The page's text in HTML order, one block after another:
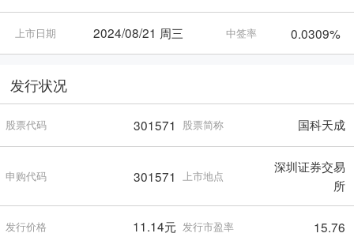
上市日期 2024/08/21 周三 中签率 0.0309%
发行状况
股票代码 301571 股票简称 国科天成
申购代码 301571 上市地点
深圳证券交易
所
发行价格 11.14元 发行市盈率 15.76